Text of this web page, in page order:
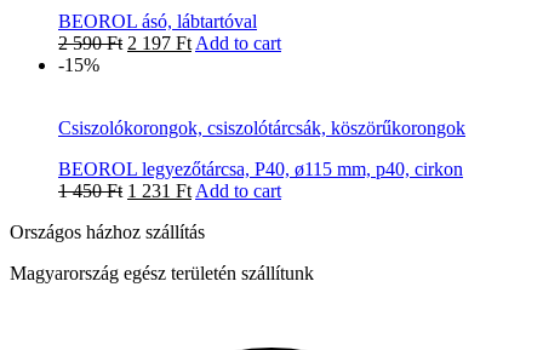
BEOROL ásó, lábtartóval
2 590Ft 2 197 Ft Add to cart
-15%
Csiszolókorongok, csiszolótárcsák, köszörűkorongok
BEOROL legyezőtárcsa, P40, ø115 mm, p40, cirkon
1 450Ft 1 231 Ft Add to cart
Országos házhoz szállítás
Magyarország egész területén szállítunk